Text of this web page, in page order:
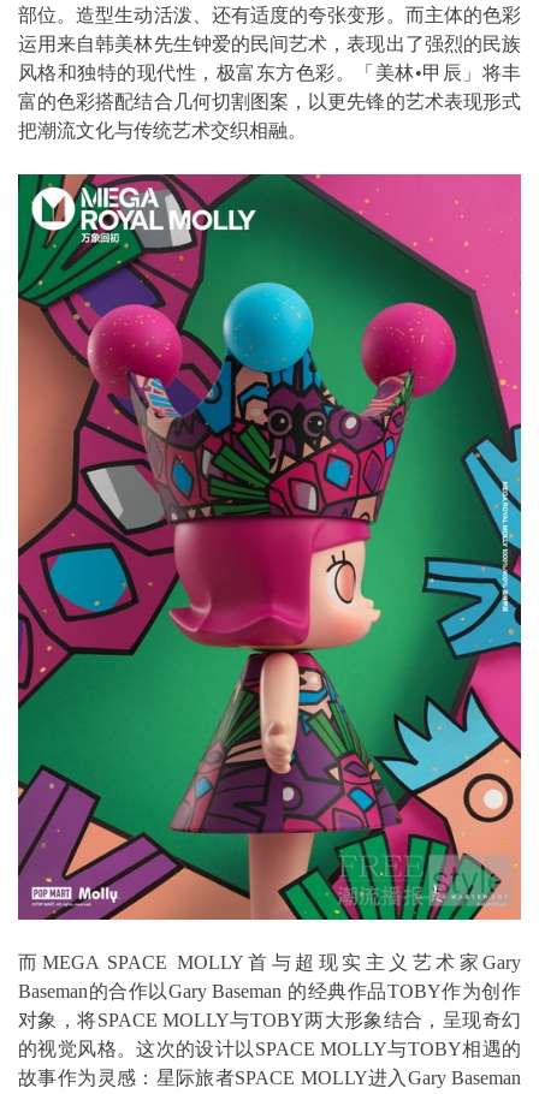
部位。造型生动活泼、还有适度的夸张变形。而主体的色彩
运用来自韩美林先生钟爱的民间艺术，表现出了强烈的民族
风格和独特的现代性，极富东方色彩。「美林•甲辰」将丰
富的色彩搭配结合几何切割图案，以更先锋的艺术表现形式
把潮流文化与传统艺术交织相融。
而MEGA SPACE MOLLY首与超现实主义艺术家Gary
Baseman的合作以Gary Baseman 的经典作品TOBY作为创作
对象，将SPACE MOLLY与TOBY两大形象结合，呈现奇幻
的视觉风格。这次的设计以SPACE MOLLY与TOBY相遇的
故事作为灵感：星际旅者SPACE MOLLY进入Gary Baseman